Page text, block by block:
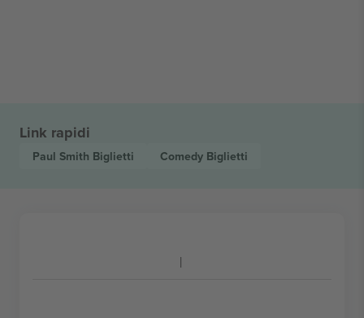
Link rapidi
Paul Smith Biglietti Comedy Biglietti